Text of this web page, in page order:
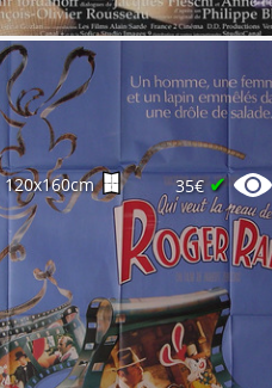
120x160cm 35€✔